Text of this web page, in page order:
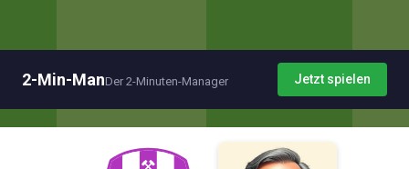
2-Min-ManDer 2-Minuten-Manager Jetzt spielen